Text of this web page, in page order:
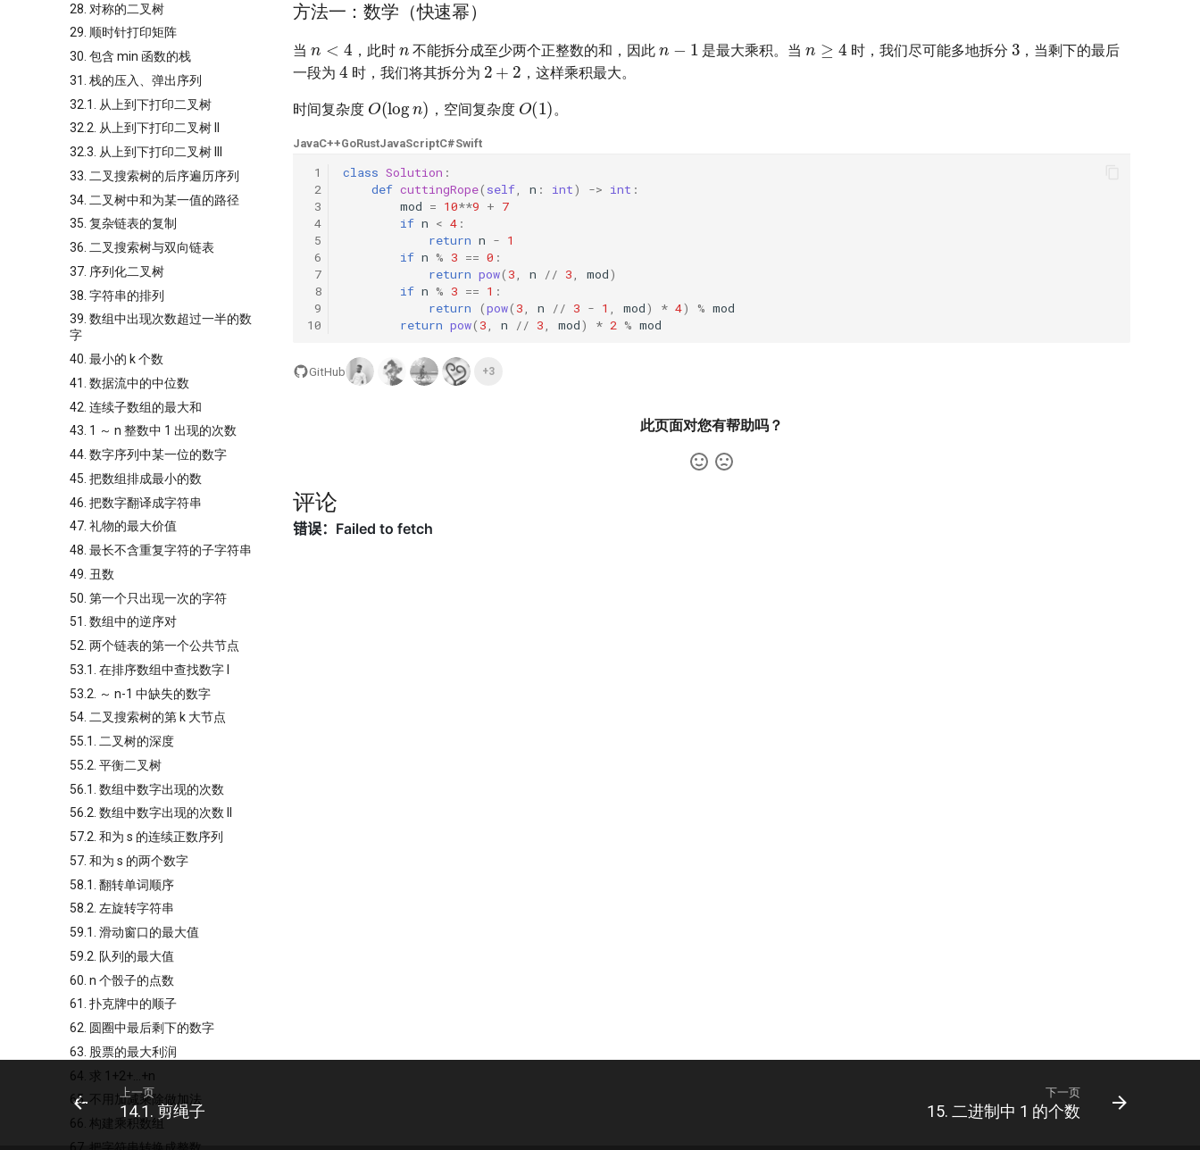
28. 对称的二叉树
29. 顺时针打印矩阵
30. 包含 min 函数的栈
31. 栈的压入、弹出序列
32.1. 从上到下打印二叉树
32.2. 从上到下打印二叉树 II
32.3. 从上到下打印二叉树 III
33. 二叉搜索树的后序遍历序列
34. 二叉树中和为某一值的路径
35. 复杂链表的复制
36. 二叉搜索树与双向链表
37. 序列化二叉树
38. 字符串的排列
39. 数组中出现次数超过一半的数
字
40. 最小的 k 个数
41. 数据流中的中位数
42. 连续子数组的最大和
43. 1 ～ n 整数中 1 出现的次数
44. 数字序列中某一位的数字
45. 把数组排成最小的数
46. 把数字翻译成字符串
47. 礼物的最大价值
48. 最长不含重复字符的子字符串
49. 丑数
50. 第一个只出现一次的字符
51. 数组中的逆序对
52. 两个链表的第一个公共节点
53.1. 在排序数组中查找数字 I
53.2. ～ n-1 中缺失的数字
54. 二叉搜索树的第 k 大节点
55.1. 二叉树的深度
55.2. 平衡二叉树
56.1. 数组中数字出现的次数
56.2. 数组中数字出现的次数 II
57.2. 和为 s 的连续正数序列
57. 和为 s 的两个数字
58.1. 翻转单词顺序
58.2. 左旋转字符串
59.1. 滑动窗口的最大值
59.2. 队列的最大值
60. n 个骰子的点数
61. 扑克牌中的顺子
62. 圆圈中最后剩下的数字
63. 股票的最大利润
64. 求 1+2+…+n
65. 不用加减乘除做加法
66. 构建乘积数组
67. 把字符串转换成整数
方法一：数学（快速幂）
当 ，此时 不能拆分成至少两个正整数的和，因此 是最大乘积。当 时，我们尽可能多地拆分
，当剩下的最后
一段为
4
时，我们将其拆分为
2+2
，这样乘积最大。
时间复杂度
O (log n
，空间复杂度
O (1)
。
JavaC++GoRustJavaScriptC#Swift
1
2
3
4
5
6
7
8
9
10
class Solution :
def cuttingRope( self, n : int) -> int :
mod = 10**9 + 7
if n < 4 :
return n - 1
if n % 3 == 0 :
return pow( 3, n // 3, mod)
if n % 3 == 1 :
return
(pow( 3, n // 3 - 1 , mod) * 4) % mod
return pow( 3, n // 3, mod) * 2 % mod
GitHub +3
此页面对您有帮助吗？
评论
上一页
14.1. 剪绳子
下一页
15. 二进制中 1 的个数